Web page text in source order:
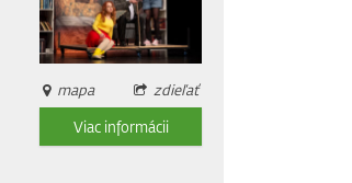
mapa
zdieľať
Viac informácii